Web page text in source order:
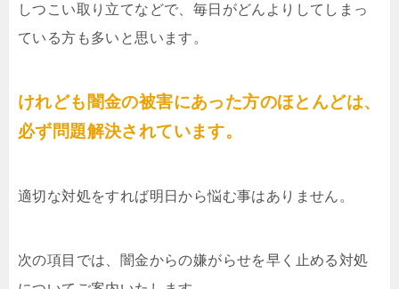
しつこい取り立てなどで、毎日がどんよりしてしまっ
ている方も多いと思います。
けれども闇金の被害にあった方のほとんどは、
必ず問題解決されています。
適切な対処をすれば明日から悩む事はありません。
次の項目では、闇金からの嫌がらせを早く止める対処